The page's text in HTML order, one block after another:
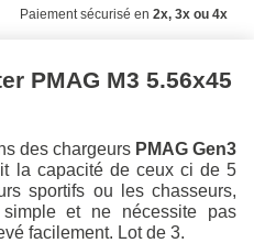
Paiement sécurisé en 2x, 3x ou 4x
PMAG M3 5.56x45
des chargeurs PMAG Gen3
la capacité de ceux ci de 5
sportifs ou les chasseurs,
et ne nécessite pas
facilement. Lot de 3.